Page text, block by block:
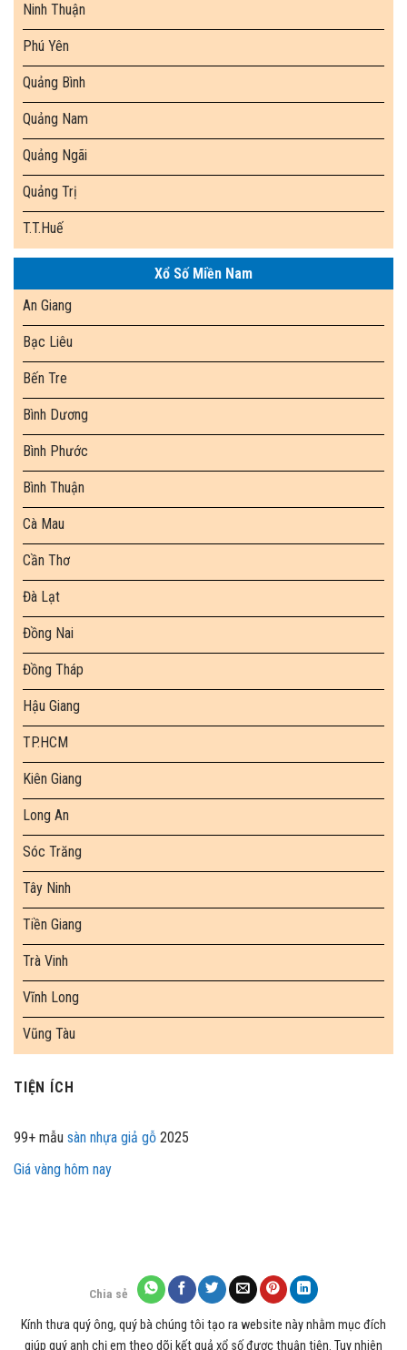
Ninh Thuận
Phú Yên
Quảng Bình
Quảng Nam
Quảng Ngãi
Quảng Trị
T.T.Huế
Xổ Số Miền Nam
An Giang
Bạc Liêu
Bến Tre
Bình Dương
Bình Phước
Bình Thuận
Cà Mau
Cần Thơ
Đà Lạt
Đồng Nai
Đồng Tháp
Hậu Giang
TP.HCM
Kiên Giang
Long An
Sóc Trăng
Tây Ninh
Tiền Giang
Trà Vinh
Vĩnh Long
Vũng Tàu
TIỆN ÍCH
99+ mẫu sàn nhựa giả gỗ 2025
Giá vàng hôm nay
Chia sẻ
Kính thưa quý ông, quý bà chúng tôi tạo ra website này nhằm mục đích
giúp quý anh chị em theo dõi kết quả xổ số được thuận tiện. Tuy nhiên